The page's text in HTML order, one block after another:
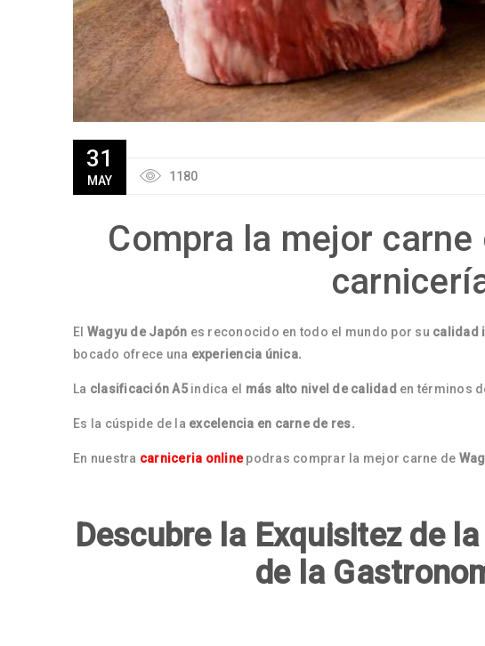
31
MAY 1180
Compra la mejor
El Wagyu de Japón es reconocido en todo el mundo por su calidad
bocado ofrece una experiencia única.
La clasificación A5indica el más alto nivel de calidad en términos
Es la cúspide de la excelencia en carne de res.
En nuestra carniceria onlinepodras comprar la mejor carne de
Descubre la Exquisitez de
de la